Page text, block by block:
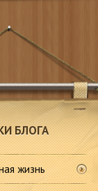
БЛОГА
жизнь